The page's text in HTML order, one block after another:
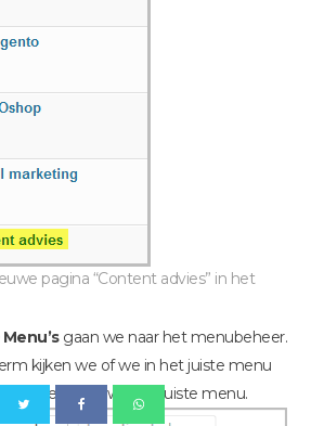
pagina “Content advies” in het
gaan we naar het menubeheer.
kijken we of we in het juiste menu
selecteren we het juiste menu.